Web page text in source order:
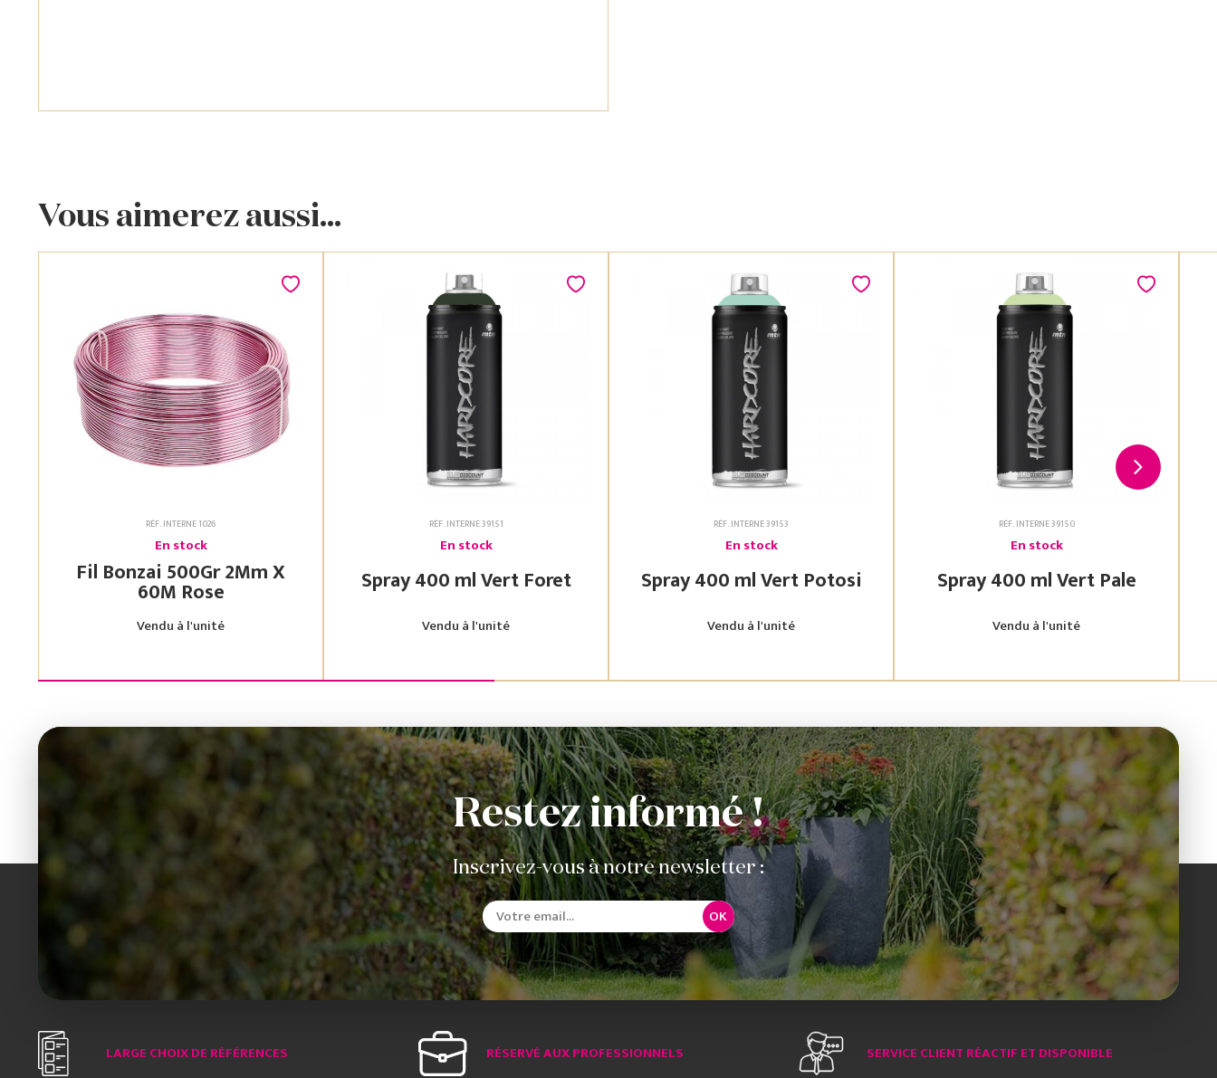
Vous aimerez aussi...
RÉF. INTERNE 1026
En stock
Fil Bonzai 500Gr 2Mm X
60M Rose
Vendu à l'unité
RÉF. INTERNE 39151
En stock
Spray 400 ml Vert Foret
Vendu à l'unité
RÉF. INTERNE 39153
En stock
Spray 400 ml Vert Potosi
Vendu à l'unité
RÉF. INTERNE 39150
En stock
Spray 400 ml Vert Pale
Vendu à l'unité
Restez informé !
Inscrivez-vous à notre newsletter :
OK
LARGE CHOIX DE RÉFÉRENCES RÉSERVÉ AUX PROFESSIONNELS SERVICE CLIENT RÉACTIF ET DISPONIBLE